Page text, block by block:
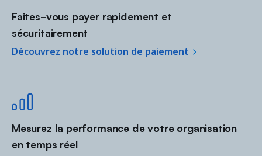
Faites-vous payer rapidement et
sécuritairement
Découvrez notre solution de paiement
Mesurez la performance de votre organisation
en temps réel